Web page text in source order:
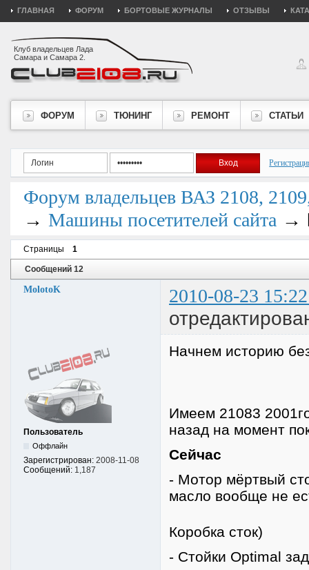
ГЛАВНАЯ ФОРУМ БОРТОВЫЕ ЖУРНАЛЫ ОТЗЫВЫ
Клуб владельцев Лада
Самара и Самара 2.
ФОРУМ ТЮНИНГ РЕМОНТ СТАТЬИ
Форум владельцев ВАЗ 2108,
→ Машины посетителей сайта →
Страницы 1
Сообщений 12
MolotoK 2010-08-23
Пользователь
Оффлайн
Зарегистрирован: 2008-11-08
Сообщений: 1,187
Начнем историю
Имеем 21083
назад на момент
Сейчас
- Мотор мёртвый
масло вообще не
Коробка сток)
- Стойки Optimal